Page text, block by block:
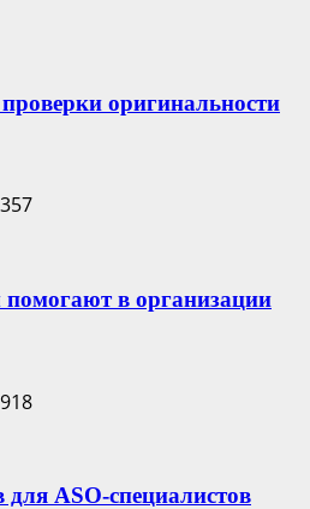
оригинальности
в организации
ASO-специалистов